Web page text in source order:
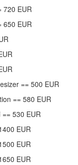
720 EUR
650 EUR
== 500 EUR
== 580 EUR
530 EUR
EUR
EUR
EUR